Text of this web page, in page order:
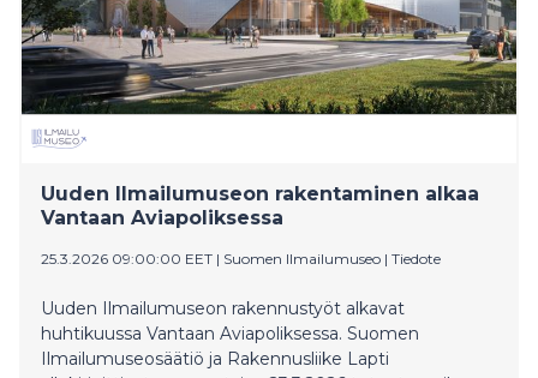
Uuden Ilmailumuseon rakentaminen alkaa
Vantaan Aviapoliksessa
25.3.2026 09:00:00 EET | Suomen Ilmailumuseo | Tiedote
Uuden Ilmailumuseon rakennustyöt alkavat
huhtikuussa Vantaan Aviapoliksessa. Suomen
Ilmailumuseosäätiö ja Rakennusliike Lapti